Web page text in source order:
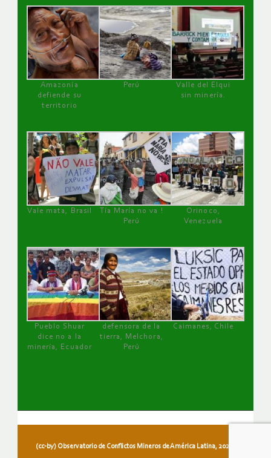
Amazonía
defiende su
territorio
Perú
Valle del Elqui
sin minería.
Vale mata, Brasil
Tía María no va !
Perú
Orinoco,
Venezuela
Pueblo Shuar
dice no a la
minería, Ecuador
defensora de la
tierra, Melchora,
Perú
Caimanes, Chile
(cc-by) Observatorio de Conflictos Mineros de América Latina, 2026